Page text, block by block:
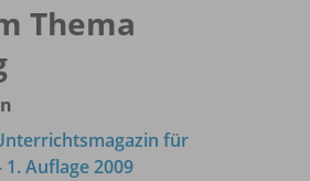
Thema
für
Auflage 2009